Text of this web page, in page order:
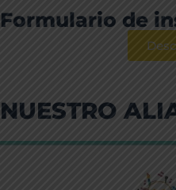
Formulario de
NUESTRO